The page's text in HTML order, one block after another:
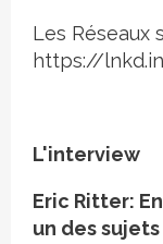
Les Réseaux
https://
L'interview
Eric Ritter:
un des sujets